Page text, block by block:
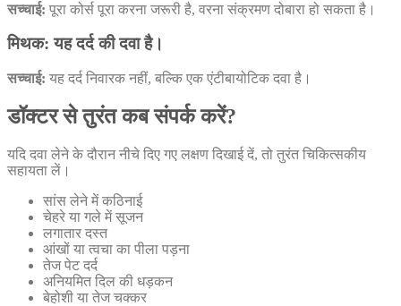
सच्चाई: पूरा कोर्स पूरा करना जरूरी है, वरना संक्रमण दोबारा हो सकता है।
मिथक: यह दर्द की दवा है।
सच्चाई: यह दर्द निवारक नहीं, बल्कि एक एंटीबायोटिक दवा है।
डॉक्टर से तुरंत कब संपर्क करें?
यदि दवा लेने के दौरान नीचे दिए गए लक्षण दिखाई दें, तो तुरंत चिकित्सकीय
सहायता लें।
सांस लेने में कठिनाई
चेहरे या गले में सूजन
लगातार दस्त
आंखों या त्वचा का पीला पड़ना
तेज पेट दर्द
अनियमित दिल की धड़कन
बेहोशी या तेज चक्कर